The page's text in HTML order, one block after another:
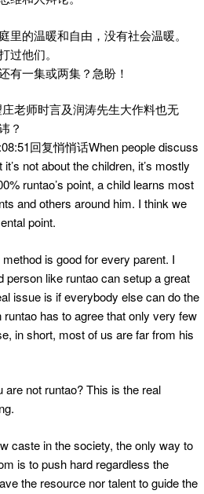
里的温暖和自由，没有社会温暖。
过他们。
有一集或两集？急盼！
老师时言及润涛先生大作料也无
？
回复悄悄话When people discuss
not about the children, it’s mostly
runtao’s point, a child learns most
and others around him. I think we
point.
method is good for every parent. I
person like runtao can setup a great
issue is if everybody else can do the
has to agree that only very few
in short, most of us are far from his
not runtao? This is the real
caste in the society, the only way to
is to push hard regardless the
the resource nor talent to guide the